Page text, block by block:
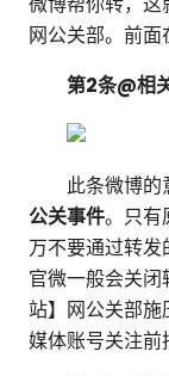
网公关部。前面
第2条@相
此条微博的
公关事件。只有
万不要通过转
官微一般会关
站】网公关部
媒体账号关注前